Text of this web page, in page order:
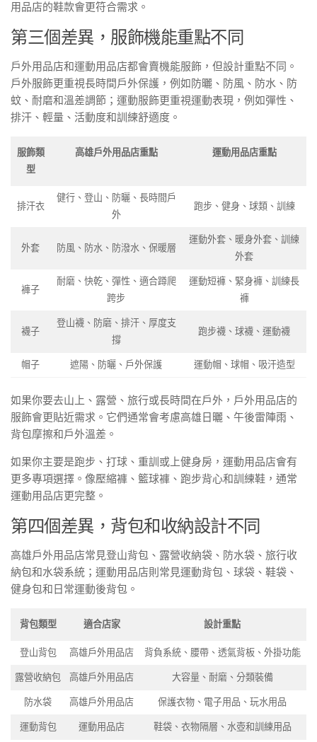
用品店的鞋款會更符合需求。
第三個差異，服飾機能重點不同
戶外用品店和運動用品店都會賣機能服飾，但設計重點不同。
戶外服飾更重視長時間戶外保護，例如防曬、防風、防水、防
蚊、耐磨和溫差調節；運動服飾更重視運動表現，例如彈性、
排汗、輕量、活動度和訓練舒適度。
服飾類
型
高雄戶外用品店重點 運動用品店重點
排汗衣
健行、登山、防曬、長時間戶
外
跑步、健身、球類、訓練
外套 防風、防水、防潑水、保暖層
運動外套、暖身外套、訓練
外套
褲子
耐磨、快乾、彈性、適合蹲爬
跨步
運動短褲、緊身褲、訓練長
褲
襪子
登山襪、防磨、排汗、厚度支
撐
跑步襪、球襪、運動襪
帽子 遮陽、防曬、戶外保護 運動帽、球帽、吸汗造型
如果你要去山上、露營、旅行或長時間在戶外，戶外用品店的
服飾會更貼近需求。它們通常會考慮高雄日曬、午後雷陣雨、
背包摩擦和戶外溫差。
如果你主要是跑步、打球、重訓或上健身房，運動用品店會有
更多專項選擇。像壓縮褲、籃球褲、跑步背心和訓練鞋，通常
運動用品店更完整。
第四個差異，背包和收納設計不同
高雄戶外用品店常見登山背包、露營收納袋、防水袋、旅行收
納包和水袋系統；運動用品店則常見運動背包、球袋、鞋袋、
健身包和日常運動後背包。
背包類型 適合店家 設計重點
登山背包 高雄戶外用品店 背負系統、腰帶、透氣背板、外掛功能
露營收納包 高雄戶外用品店 大容量、耐磨、分類裝備
防水袋 高雄戶外用品店 保護衣物、電子用品、玩水用品
運動背包 運動用品店 鞋袋、衣物隔層、水壺和訓練用品